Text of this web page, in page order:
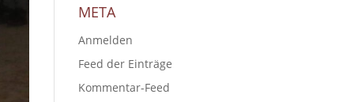
META
Anmelden
Feed der Einträge
Kommentar-Feed